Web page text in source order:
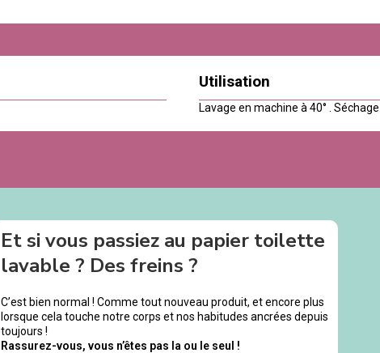
Utilisation
Lavage en machine à 40° .
Et si vous passiez au papier toilette
lavable ? Des freins ?
C’est bien normal ! Comme tout nouveau produit, et encore plus
lorsque cela touche notre corps et nos habitudes ancrées depuis
toujours !
Rassurez-vous, vous n’êtes pas la ou le seul !